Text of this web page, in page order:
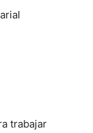
trabajar